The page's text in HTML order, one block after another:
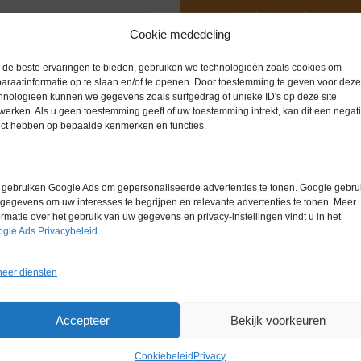
Cookie mededeling
de beste ervaringen te bieden, gebruiken we technologieën zoals cookies om
op te slaan en/of te openen. Door toestemming te geven voor deze
kunnen we gegevens zoals surfgedrag of unieke ID's op deze site
Als u geen toestemming geeft of uw toestemming intrekt, kan dit een
hebben op bepaalde kenmerken en functies.
gebruiken Google Ads om gepersonaliseerde advertenties te tonen. Google
om uw interesses te begrijpen en relevante advertenties te tonen. Meer
over het gebruik van uw gegevens en privacy-instellingen vindt u in het
Ads Privacybeleid
diensten
Accepteer Bekijk voorkeuren
Cookiebeleid Privacy
Extra informatie
Gewicht 0,0 kg
Garantie 6 maanden
Conditie